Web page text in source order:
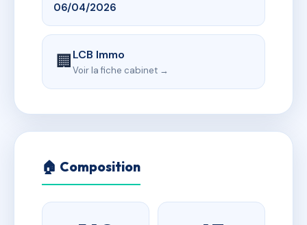
06/04/2026
🏢LCB Immo
Voir la fiche cabinet →
🏠 Composition